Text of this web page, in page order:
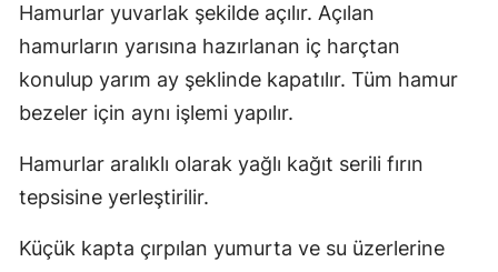
Hamurlar yuvarlak şekilde açılır. Açılan
hamurların yarısına hazırlanan iç harçtan
konulup yarım ay şeklinde kapatılır. Tüm hamur
bezeler için aynı işlemi yapılır.
Hamurlar aralıklı olarak yağlı kağıt serili fırın
tepsisine yerleştirilir.
Küçük kapta çırpılan yumurta ve su üzerlerine